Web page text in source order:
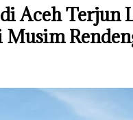
Aceh Terjun
Musim